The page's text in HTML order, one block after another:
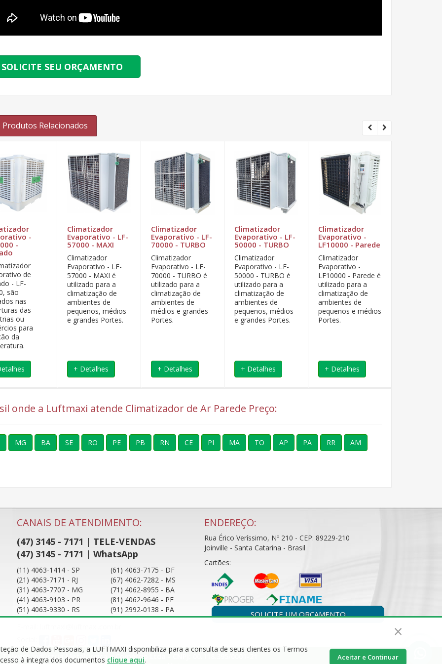
SOLICITE SEU ORÇAMENTO
Produtos Relacionados
-
-
de
- LF-
são
nas
das
ou
para
da
Climatizador
Evaporativo - LF-
57000 - MAXI
Climatizador
Evaporativo - LF-
57000 - MAXI é
utilizado para a
climatização de
ambientes de
pequenos, médios
e grandes Portes.
+ Detalhes
Climatizador
Evaporativo - LF-
70000 - TURBO
Climatizador
Evaporativo - LF-
70000 - TURBO é
utilizado para a
climatização de
ambientes de
médios e grandes
Portes.
+ Detalhes
Climatizador
Evaporativo - LF-
50000 - TURBO
Climatizador
Evaporativo - LF-
50000 - TURBO é
utilizado para a
climatização de
ambientes de
pequenos, médios
e grandes Portes.
+ Detalhes
Climatizador
Evaporativo -
LF10000 - Parede
Climatizador
Evaporativo -
LF10000 - Parede é
utilizado para a
climatização de
ambientes de
pequenos e médios
Portes.
+ Detalhes
onde a Luftmaxi atende Climatizador de Ar Parede Preço:
MG BA SE RO PE PB RN CE PI MA TO AP PA RR AM
CANAIS DE ATENDIMENTO:
(47) 3145 - 7171 | TELE-VENDAS
(47) 3145 - 7171 | WhatsApp
(11) 4063-1414 - SP
(21) 4063-7171 - RJ
(31) 4063-7707 - MG
(41) 4063-9103 - PR
(51) 4063-9330 - RS
(61) 4063-7175 - DF
(67) 4062-7282 - MS
(71) 4062-8955 - BA
(81) 4062-9646 - PE
(91) 2992-0138 - PA
ENDEREÇO:
Rua Érico Veríssimo, Nº 210 - CEP: 89229-210
Joinville - Santa Catarina - Brasil
Cartões:
SOLICITE UM ORÇAMENTO
Indústria Metalúrgica e Comércio Ltda - CNPJ: 00.118.395/0001-21
de Dados Pessoais, a LUFTMAXI disponibiliza para a consulta de seus clientes os Termos
à íntegra dos documentos clique aqui. Aceitar e Continuar
×